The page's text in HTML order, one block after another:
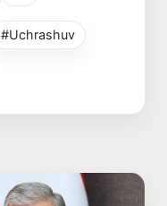
#Uchrashuv